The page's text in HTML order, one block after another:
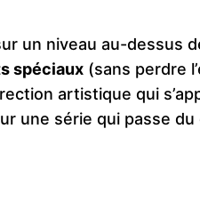
un niveau au-dessus
spéciaux (sans perdre
artistique qui
une série qui passe du